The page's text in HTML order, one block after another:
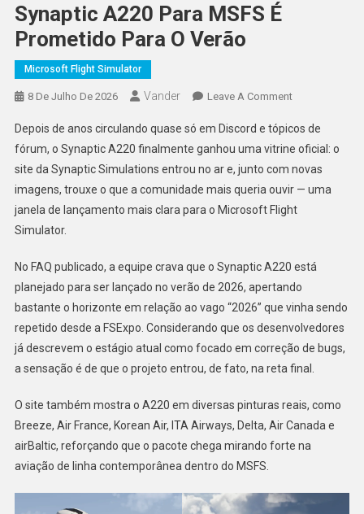
Synaptic A220 Para MSFS É
Prometido Para O Verão
Microsoft Flight Simulator
8 De Julho De 2026 Vander Leave A CommentOn
A220
Para
MSFS
É
Prometido
Verão
Depois de anos circulando quase só em Discord e tópicos de
fórum, o Synaptic A220 finalmente ganhou uma vitrine oficial: o
site da Synaptic Simulations entrou no ar e, junto com novas
imagens, trouxe o que a comunidade mais queria ouvir — uma
janela de lançamento mais clara para o Microsoft Flight
Simulator.
No FAQ publicado, a equipe crava que o Synaptic A220 está
planejado para ser lançado no verão de 2026, apertando
bastante o horizonte em relação ao vago “2026” que vinha sendo
repetido desde a FSExpo. Considerando que os desenvolvedores
já descrevem o estágio atual como focado em correção de bugs,
a sensação é de que o projeto entrou, de fato, na reta final.
O site também mostra o A220 em diversas pinturas reais, como
Breeze, Air France, Korean Air, ITA Airways, Delta, Air Canada e
airBaltic, reforçando que o pacote chega mirando forte na
aviação de linha contemporânea dentro do MSFS.